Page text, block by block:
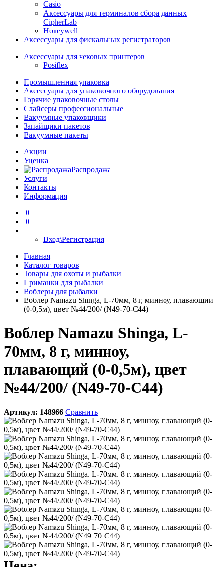
Casio
Аксессуары для терминалов сбора данных
CipherLab
Honeywell
Аксессуары для фискальных регистраторов
Аксессуары для чековых принтеров
Posiflex
Промышленная упаковка
Аксессуары для упаковочного оборудования
Горячие упаковочные столы
Слайсеры профессиональные
Вакуумные упаковщики
Запайщики пакетов
Вакуумные пакеты
Акции
Уценка
Распродажа
Услуги
Контакты
Информация
0
0
Вход\Регистрация
Главная
Каталог товаров
Товары для охоты и рыбалки
Приманки для рыбалки
Воблеры для рыбалки
Воблер Namazu Shinga, L-70мм, 8 г, минноу, плавающий
(0-0,5м), цвет №44/200/ (N49-70-C44)
Воблер Namazu Shinga, L-
70мм, 8 г, минноу,
плавающий (0-0,5м), цвет
№44/200/ (N49-70-C44)
Артикул: 148966 Сравнить